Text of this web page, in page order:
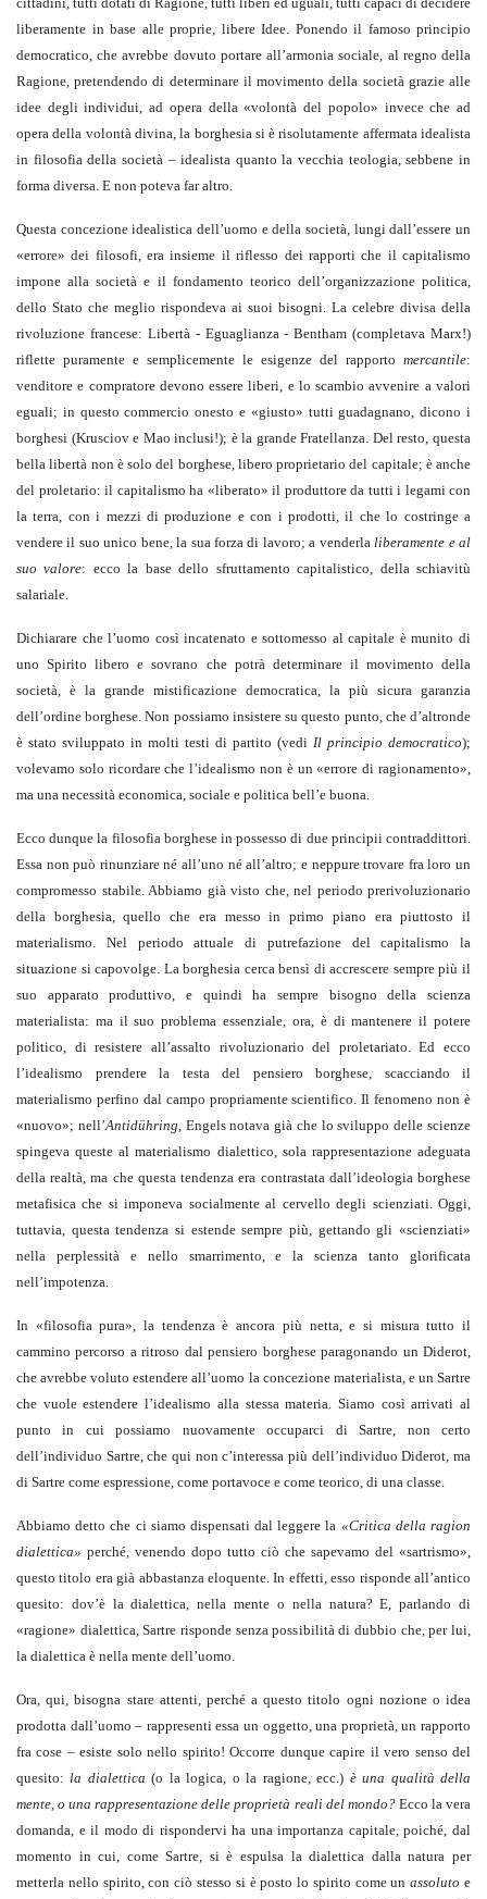
liberamente in base alle proprie, libere Idee. Ponendo il famoso principio
democratico, che avrebbe dovuto portare all’armonia sociale, al regno della
Ragione, pretendendo di determinare il movimento della società grazie alle
idee degli individui, ad opera della «volontà del popolo» invece che ad
opera della volontà divina, la borghesia si è risolutamente affermata idealista
in filosofia della società – idealista quanto la vecchia teologia, sebbene in
forma diversa. E non poteva far altro.
Questa concezione idealistica dell’uomo e della società, lungi dall’essere un
«errore» dei filosofi, era insieme il riflesso dei rapporti che il capitalismo
impone alla società e il fondamento teorico dell’organizzazione politica,
dello Stato che meglio rispondeva ai suoi bisogni. La celebre divisa della
rivoluzione francese: Libertà - Eguaglianza - Bentham (completava Marx!)
riflette puramente e semplicemente le esigenze del rapporto mercantile:
venditore e compratore devono essere liberi, e lo scambio avvenire a valori
eguali; in questo commercio onesto e «giusto» tutti guadagnano, dicono i
borghesi (Krusciov e Mao inclusi!); è la grande Fratellanza. Del resto, questa
bella libertà non è solo del borghese, libero proprietario del capitale; è anche
del proletario: il capitalismo ha «liberato» il produttore da tutti i legami con
la terra, con i mezzi di produzione e con i prodotti, il che lo costringe a
vendere il suo unico bene, la sua forza di lavoro; a venderlaliberamente e al
suo valore: ecco la base dello sfruttamento capitalistico, della schiavitù
salariale.
Dichiarare che l’uomo così incatenato e sottomesso al capitale è munito di
uno Spirito libero e sovrano che potrà determinare il movimento della
società, è la grande mistificazione democratica, la più sicura garanzia
dell’ordine borghese. Non possiamo insistere su questo punto, che d’altronde
è stato sviluppato in molti testi di partito (vedi Il principio democratico);
volevamo solo ricordare che l’idealismo non è un «errore di ragionamento»,
ma una necessità economica, sociale e politica bell’e buona.
Ecco dunque la filosofia borghese in possesso di due principii contraddittori.
Essa non può rinunziare né all’uno né all’altro; e neppure trovare fra loro un
compromesso stabile. Abbiamo già visto che, nel periodo prerivoluzionario
della borghesia, quello che era messo in primo piano era piuttosto il
materialismo. Nel periodo attuale di putrefazione del capitalismo la
situazione si capovolge. La borghesia cerca bensì di accrescere sempre più il
suo apparato produttivo, e quindi ha sempre bisogno della scienza
materialista: ma il suo problema essenziale, ora, è di mantenere il potere
politico, di resistere all’assalto rivoluzionario del proletariato. Ed ecco
l’idealismo prendere la testa del pensiero borghese, scacciando il
materialismo perfino dal campo propriamente scientifico. Il fenomeno non è
«nuovo»; nell’Antidühring, Engels notava già che lo sviluppo delle scienze
spingeva queste al materialismo dialettico, sola rappresentazione adeguata
della realtà, ma che questa tendenza era contrastata dall’ideologia borghese
metafisica che si imponeva socialmente al cervello degli scienziati. Oggi,
tuttavia, questa tendenza si estende sempre più, gettando gli «scienziati»
nella perplessità e nello smarrimento, e la scienza tanto glorificata
nell’impotenza.
In «filosofia pura», la tendenza è ancora più netta, e si misura tutto il
cammino percorso a ritroso dal pensiero borghese paragonando un Diderot,
che avrebbe voluto estendere all’uomo la concezione materialista, e un Sartre
che vuole estendere l’idealismo alla stessa materia. Siamo così arrivati al
punto in cui possiamo nuovamente occuparci di Sartre, non certo
dell’individuo Sartre, che qui non c’interessa più dell’individuo Diderot, ma
di Sartre come espressione, come portavoce e come teorico, di una classe.
Abbiamo detto che ci siamo dispensati dal leggere la «Critica della ragion
dialettica» perché, venendo dopo tutto ciò che sapevamo del «sartrismo»,
questo titolo era già abbastanza eloquente. In effetti, esso risponde all’antico
quesito: dov’è la dialettica, nella mente o nella natura? E, parlando di
«ragione» dialettica, Sartre risponde senza possibilità di dubbio che, per lui,
la dialettica è nella mente dell’uomo.
Ora, qui, bisogna stare attenti, perché a questo titolo ogni nozione o idea
prodotta dall’uomo – rappresenti essa un oggetto, una proprietà, un rapporto
fra cose – esiste solo nello spirito! Occorre dunque capire il vero senso del
quesito:la dialettica(o la logica, o la ragione, ecc.) è una qualità della
mente, o una rappresentazione delle proprietà reali del mondo?Ecco la vera
domanda, e il modo di rispondervi ha una importanza capitale, poiché, dal
momento in cui, come Sartre, si è espulsa la dialettica dalla natura per
metterla nello spirito, con ciò stesso si è posto lo spirito come unassolutoe